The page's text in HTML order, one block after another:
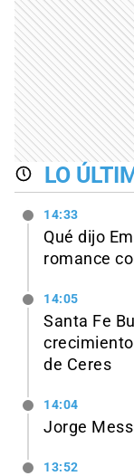
LO
14:33
Qué dijo
romance
14:05
Santa Fe
de Ceres
14:04
Jorge
13:52